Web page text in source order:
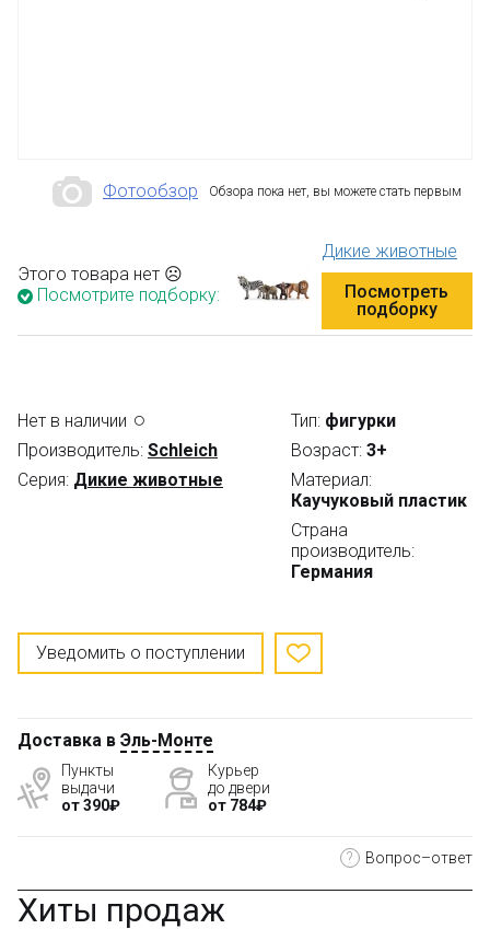
Фотообзор Обзора пока нет, вы можете стать первым
Этого товара нет ☹
Посмотрите подборку:
Дикие животные
Посмотреть
подборку
Нет в наличии
Производитель: Schleich
Серия: Дикие животные
Тип: фигурки
Возраст: 3+
Материал:
Каучуковый пластик
Страна
производитель:
Германия
Уведомить о поступлении
Доставка в Эль-Монте
Пункты
выдачи
от 390₽
Курьер
до двери
от 784₽
? Вопрос–ответ
Хиты продаж